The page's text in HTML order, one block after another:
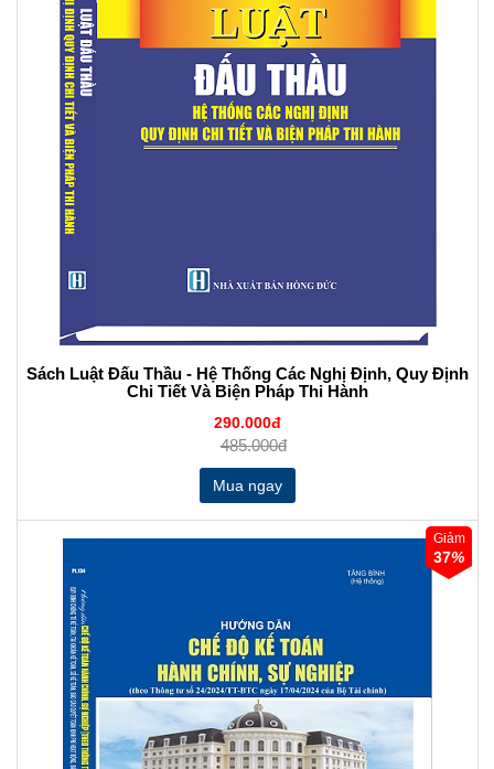
Sách Luật Đấu Thầu - Hệ Thống Các Nghị Định, Quy Định
Chi Tiết Và Biện Pháp Thi Hành
290.000đ
485.000đ
Giảm
37%